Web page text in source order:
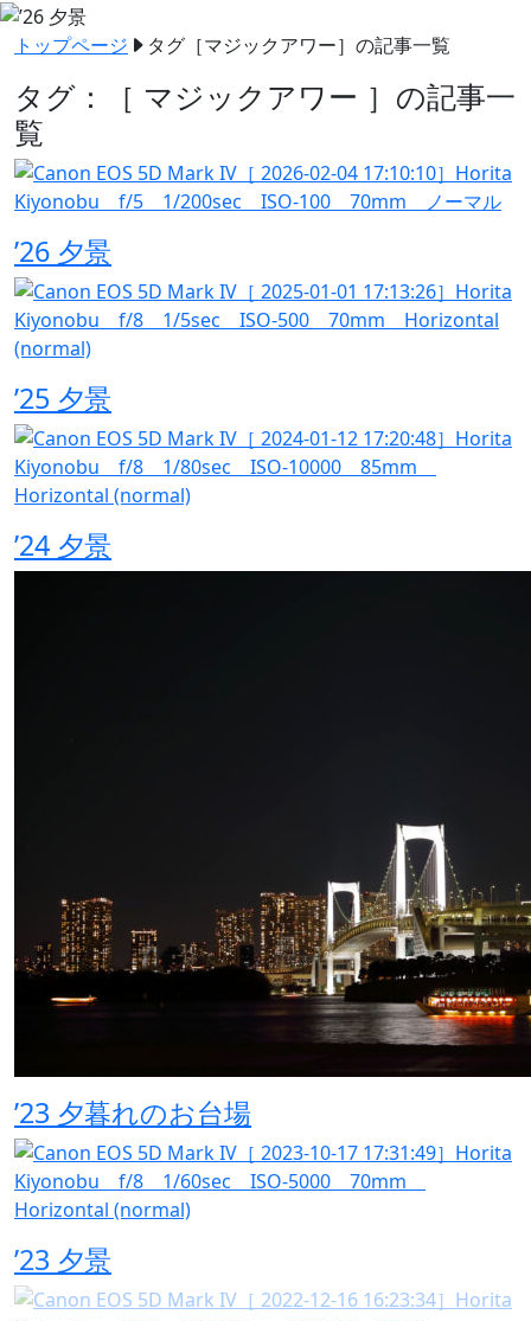
トップページ タグ［マジックアワー］の記事一覧
タグ：［ マジックアワー ］の記事一
覧
’26 夕景
’25 夕景
’24 夕景
’23 夕暮れのお台場
’23 夕景